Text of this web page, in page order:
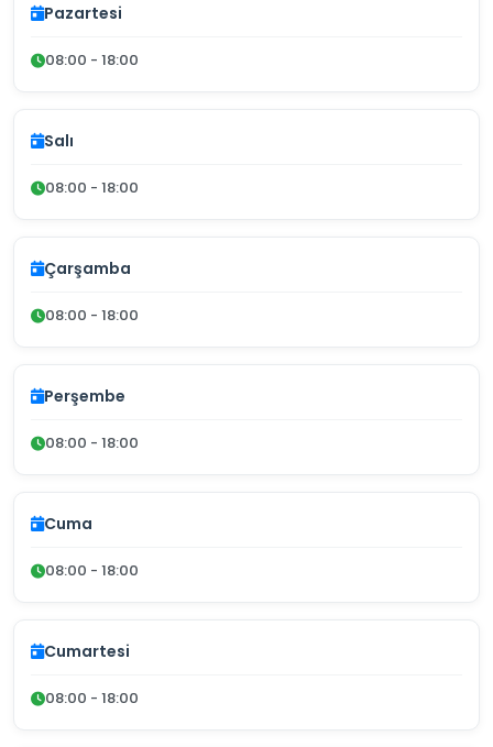
Pazartesi
08:00 - 18:00
Salı
08:00 - 18:00
Çarşamba
08:00 - 18:00
Perşembe
08:00 - 18:00
Cuma
08:00 - 18:00
Cumartesi
08:00 - 18:00